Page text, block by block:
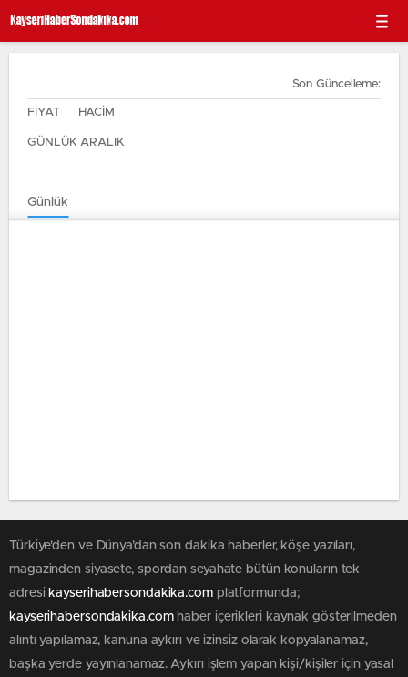
Son Güncelleme:
FİYAT HACİM
GÜNLÜK ARALIK
Günlük
Türkiye'den ve Dünya’dan son dakika haberler, köşe yazıları,
magazinden siyasete, spordan seyahate bütün konuların tek
adresi kayserihabersondakika.complatformunda;
kayserihabersondakika.comhaber içerikleri kaynak gösterilmeden
alıntı yapılamaz, kanuna aykırı ve izinsiz olarak kopyalanamaz,
başka yerde yayınlanamaz. Aykırı işlem yapan kişi/kişiler için yasal